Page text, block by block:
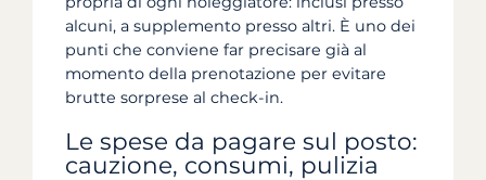
alcuni, a supplemento presso altri. È uno dei
punti che conviene far precisare già al
momento della prenotazione per evitare
brutte sorprese al check-in.
Le spese da pagare sul posto:
cauzione, consumi, pulizia